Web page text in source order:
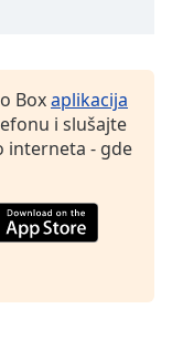
Boxaplikacija
i slušajte
interneta - gde